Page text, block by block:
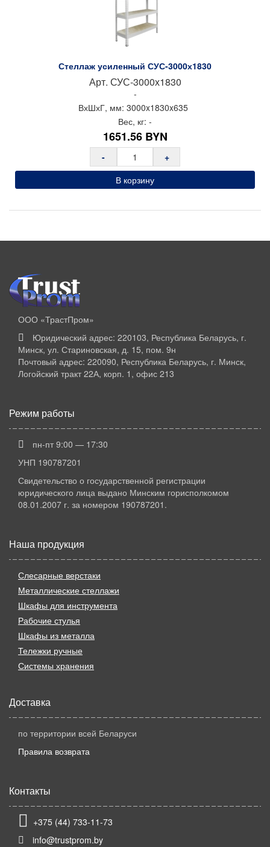
Стеллаж усиленный СУС-3000х1830
Арт. СУС-3000х1830
-
ВхШхГ, мм: 3000x1830x635
Вес, кг: -
1651.56 BYN
-
+
В корзину
ООО «ТрастПром»
Юридический адрес: 220103, Республика Беларусь, г.
Минск, ул. Стариновская, д. 15, пом. 9н
Почтовый адрес: 220090, Республика Беларусь, г. Минск,
Логойский тракт 22А, корп. 1, офис 213
Режим работы
пн-пт 9:00 — 17:30
УНП 190787201
Свидетельство о государственной регистрации
юридического лица выдано Минским горисполкомом
08.01.2007 г. за номером 190787201.
Наша продукция
Слесарные верстаки
Металлические стеллажи
Шкафы для инструмента
Рабочие стулья
Шкафы из металла
Тележки ручные
Системы хранения
Доставка
по территории всей Беларуси
Правила возврата
Контакты
+375 (44) 733-11-73
info@trustprom.by